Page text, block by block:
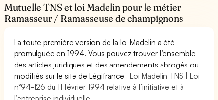
Mutuelle TNS et loi Madelin pour le métier
Ramasseur / Ramasseuse de champignons
La toute première version de la loi Madelin a été
promulguée en 1994. Vous pouvez trouver l’ensemble
des articles juridiques et des amendements abrogés ou
modifiés sur le site de Légifrance :Loi Madelin TNS | Loi
n°94-126 du 11 février 1994 relative à l’initiative et à
l’entreprise individuelle